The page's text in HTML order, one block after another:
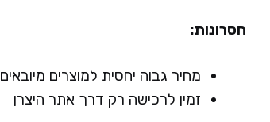
חסרונות:
מחיר גבוה יחסית למוצרים מיובאים
זמין לרכישה רק דרך אתר היצרן